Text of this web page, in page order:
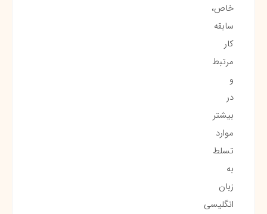
خاص،
سابقه
کار
مرتبط
و
در
بیشتر
موارد
تسلط
به
زبان
انگلیسی